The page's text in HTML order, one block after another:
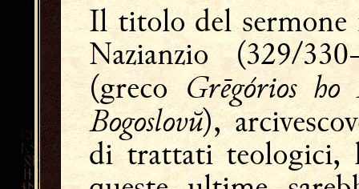
Il titolo del
Nazianzio (329/
(greco Grēgórios ho
Bogoslovŭ),
di trattati teologici,